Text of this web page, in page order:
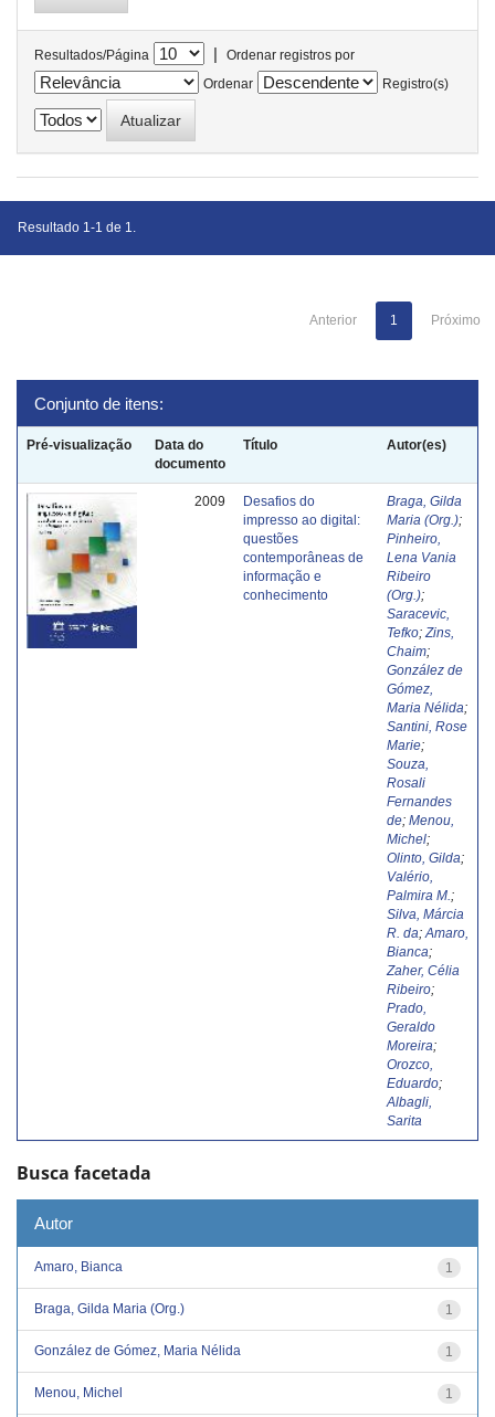
Resultados/Página |
Ordenar registros por
Ordenar
Registro(s)
Resultado 1-1 de 1.
Anterior 1 Próximo
Conjunto de itens:
Pré-visualização
Data do
documento
Título Autor(es)
2009
Desafios do
impresso ao digital:
questões
contemporâneas de
informação e
conhecimento
Braga, Gilda
Maria (Org.);
Pinheiro,
Lena Vania
Ribeiro
(Org.);
Saracevic,
Tefko; Zins,
Chaim;
González de
Gómez,
Maria Nélida;
Santini, Rose
Marie;
Souza,
Rosali
Fernandes
de; Menou,
Michel;
Olinto, Gilda;
Valério,
Palmira M. ;
Silva, Márcia
R. da; Amaro,
Bianca;
Zaher, Célia
Ribeiro;
Prado,
Geraldo
Moreira;
Orozco,
Eduardo;
Albagli,
Sarita
Busca facetada
Autor
1
Amaro, Bianca
1
Braga, Gilda Maria (Org.)
1
González de Gómez, Maria Nélida
1
Menou, Michel